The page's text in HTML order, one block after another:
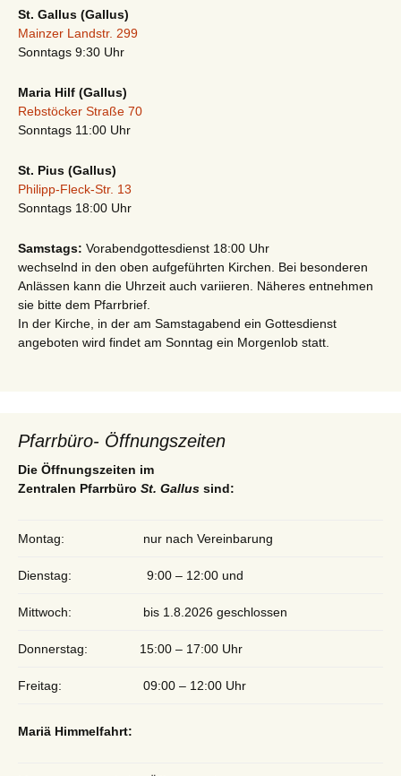
St. Gallus (Gallus)
Mainzer Landstr. 299
Sonntags 9:30 Uhr
Maria Hilf (Gallus)
Rebstöcker Straße 70
Sonntags 11:00 Uhr
St. Pius (Gallus)
Philipp-Fleck-Str. 13
Sonntags 18:00 Uhr
Samstags: Vorabendgottesdienst 18:00 Uhr
wechselnd in den oben aufgeführten Kirchen. Bei besonderen
Anlässen kann die Uhrzeit auch variieren. Näheres entnehmen
sie bitte dem Pfarrbrief.
In der Kirche, in der am Samstagabend ein Gottesdienst
angeboten wird findet am Sonntag ein Morgenlob statt.
Pfarrbüro- Öffnungszeiten
Die Öffnungszeiten im
Zentralen Pfarrbüro St. Gallus sind:
Montag: nur nach Vereinbarung
Dienstag: 9:00 – 12:00 und
Mittwoch: bis 1.8.2026 geschlossen
Donnerstag: 15:00 – 17:00 Uhr
Freitag: 09:00 – 12:00 Uhr
Mariä Himmelfahrt: